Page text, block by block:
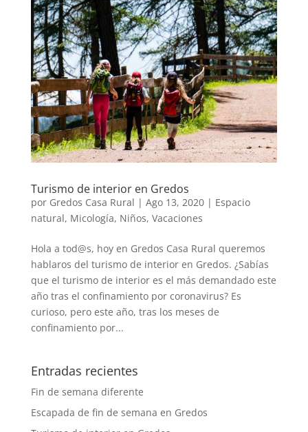
Turismo de interior en Gredos
por Gredos Casa Rural | Ago 13, 2020| Espacio
natural, Micología, Niños, Vacaciones
Hola a tod@s, hoy en Gredos Casa Rural queremos
hablaros del turismo de interior en Gredos. ¿Sabías
que el turismo de interior es el más demandado este
año tras el confinamiento por coronavirus? Es
curioso, pero este año, tras los meses de
confinamiento por...
Entradas recientes
Fin de semana diferente
Escapada de fin de semana en Gredos